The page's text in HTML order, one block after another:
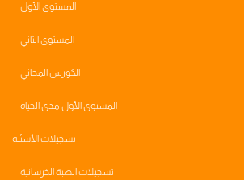
المستوى الأول
المستوى الثاني
الكورس المجاني
المستوى الأول مدى الحياه
تسجيلات الأسئلة
تسجيلات الصبة الخرسانية